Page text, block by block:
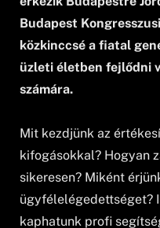
Budapest
közkinccsé a fiatal
üzleti életben fejlődni
számára.
Mit kezdjünk az
kifogásokkal? Hogyan
sikeresen? Miként
ügyfélelégedettséget?
kaphatunk profi